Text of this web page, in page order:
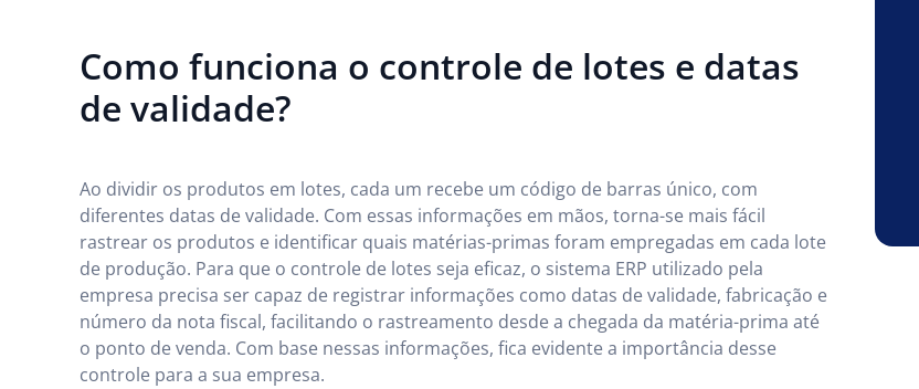
Como funciona o controle de lotes e datas
de validade?
Ao dividir os produtos em lotes, cada um recebe um código de barras único, com
diferentes datas de validade. Com essas informações em mãos, torna-se mais fácil
rastrear os produtos e identificar quais matérias-primas foram empregadas em cada lote
de produção. Para que o controle de lotes seja eficaz, o sistema ERP utilizado pela
empresa precisa ser capaz de registrar informações como datas de validade, fabricação e
número da nota fiscal, facilitando o rastreamento desde a chegada da matéria-prima até
o ponto de venda. Com base nessas informações, fica evidente a importância desse
controle para a sua empresa.